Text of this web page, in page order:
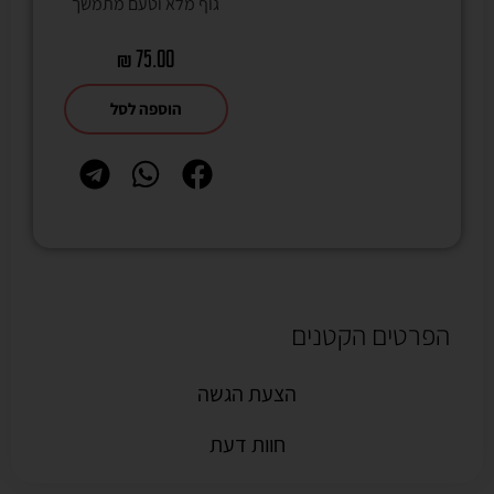
75.00
₪
הוספה לסל
הצעת הגשה
חוות דעת
הפרטים הקטנים